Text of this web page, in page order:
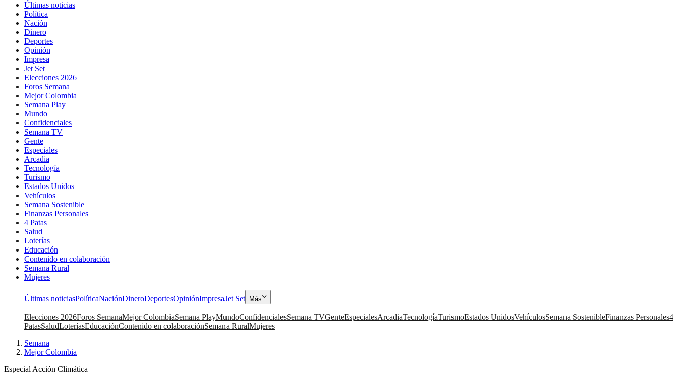
Últimas noticias
Política
Nación
Dinero
Deportes
Opinión
Impresa
Jet Set
Elecciones 2026
Foros Semana
Mejor Colombia
Semana Play
Mundo
Confidenciales
Semana TV
Gente
Especiales
Arcadia
Tecnología
Turismo
Estados Unidos
Vehículos
Semana Sostenible
Finanzas Personales
4 Patas
Salud
Loterías
Educación
Contenido en colaboración
Semana Rural
Mujeres
Últimas noticiasPolíticaNaciónDineroDeportesOpiniónImpresaJet Set Más
Elecciones 2026Foros SemanaMejor ColombiaSemana PlayMundoConfidencialesSemana TVGenteEspecialesArcadiaTecnologíaTurismoEstados UnidosVehículosSemana SostenibleFinanzas Personales4
PatasSaludLoteríasEducaciónContenido en colaboraciónSemana RuralMujeres
Semana|
Mejor Colombia
Especial Acción Climática